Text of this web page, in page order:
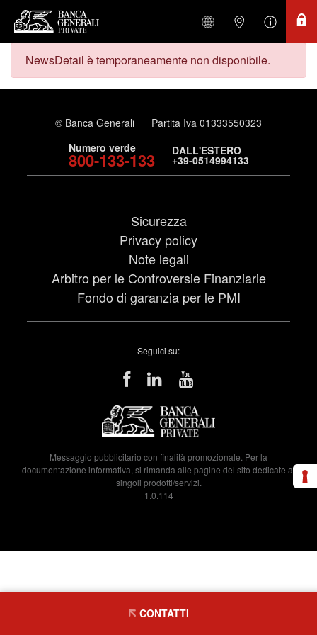
NewsDetail è temporaneamente non disponibile.
© Banca Generali
Partita Iva 01333550323
Numero verde
800-133-133 DALL'ESTERO
+39-0514994133
Sicurezza
Privacy policy
Note legali
Arbitro per le Controversie Finanziarie
Fondo di garanzia per le PMI
Seguici su:
Messaggio pubblicitario con finalità promozionale. Per la
documentazione informativa, si rimanda alle pagine del sito dedicate ai
singoli prodotti/servizi.
1.0.114
CONTATTI